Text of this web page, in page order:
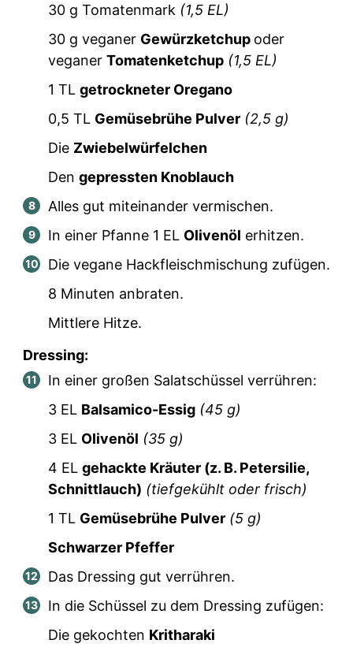
30 g Tomatenmark (1,5 EL)
30 g veganer Gewürzketchup oder
veganer Tomatenketchup (1,5 EL)
1 TL getrockneter Oregano
0,5 TL Gemüsebrühe Pulver (2,5 g)
Die Zwiebelwürfelchen
Den gepressten Knoblauch
Alles gut miteinander vermischen.
In einer Pfanne 1 EL Olivenöl erhitzen.
Die vegane Hackfleischmischung zufügen.
8 Minuten anbraten.
Mittlere Hitze.
Dressing:
In einer großen Salatschüssel verrühren:
3 EL Balsamico-Essig (45 g)
3 EL Olivenöl (35 g)
4 EL gehackte Kräuter (z. B. Petersilie,
Schnittlauch) (tiefgekühlt oder frisch)
1 TL Gemüsebrühe Pulver (5 g)
Schwarzer Pfeffer
Das Dressing gut verrühren.
In die Schüssel zu dem Dressing zufügen:
Die gekochten Kritharaki